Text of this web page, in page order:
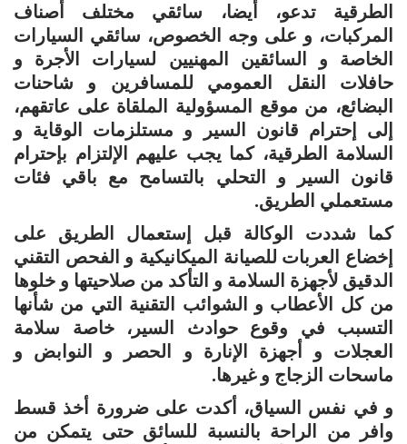
الطرقية تدعو، أيضا، سائقي مختلف أصناف
المركبات، و على وجه الخصوص، سائقي السيارات
الخاصة و السائقين المهنيين لسيارات الأجرة و
حافلات النقل العمومي للمسافرين و شاحنات
البضائع، من موقع المسؤولية الملقاة على عاتقهم،
إلى إحترام قانون السير و مستلزمات الوقاية و
السلامة الطرقية، كما يجب عليهم الإلتزام بإحترام
قانون السير و التحلي بالتسامح مع باقي فئات
مستعملي الطريق.
كما شددت الوكالة قبل إستعمال الطريق على
إخضاع العربات للصيانة الميكانيكية و الفحص التقني
الدقيق لأجهزة السلامة و التأكد من صلاحيتها و خلوها
من كل الأعطاب و الشوائب التقنية التي من شأنها
التسبب في وقوع حوادث السير، خاصة سلامة
العجلات و أجهزة الإنارة و الحصر و النوابض و
ماسحات الزجاج و غيرها.
و في نفس السياق، أكدت على ضرورة أخذ قسط
وافر من الراحة بالنسبة للسائق حتى يتمكن من